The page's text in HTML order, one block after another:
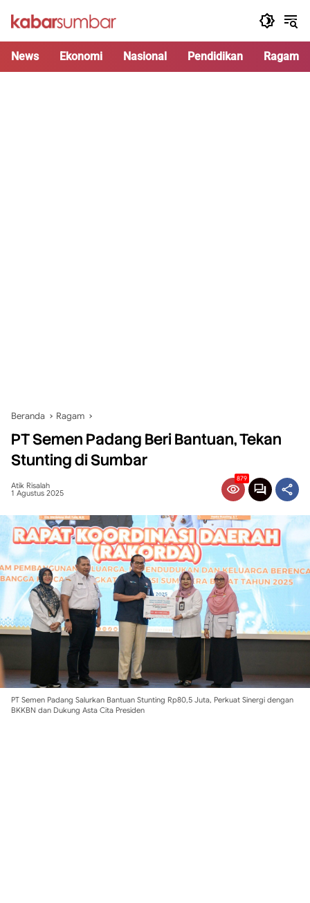
News Ekonomi Nasional Pendidikan Ragam
Beranda Ragam
PT Semen Padang Beri Bantuan, Tekan
Stunting di Sumbar
Atik Risalah
1 Agustus 2025
879
PT Semen Padang Salurkan Bantuan Stunting Rp80,5 Juta, Perkuat Sinergi dengan
BKKBN dan Dukung Asta Cita Presiden